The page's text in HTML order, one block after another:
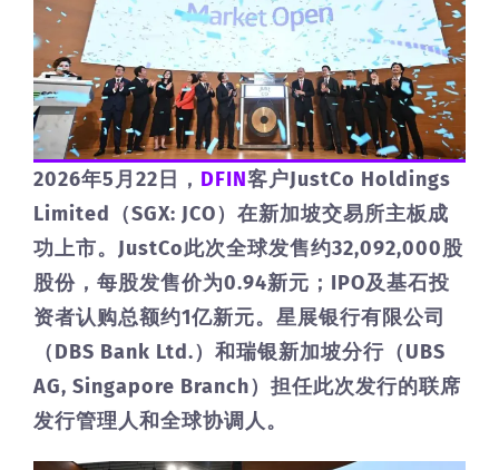
2026年5月22日， DFIN客户JustCo Holdings
Limited（SGX: JCO）在新加坡交易所主板成
功上市。JustCo此次全球发售约32,092,000股
股份，每股发售价为0.94新元；IPO及基石投
资者认购总额约1亿新元。星展银行有限公司
（DBS Bank Ltd.）和瑞银新加坡分行（UBS
AG, Singapore Branch）担任此次发行的联席
发行管理人和全球协调人。